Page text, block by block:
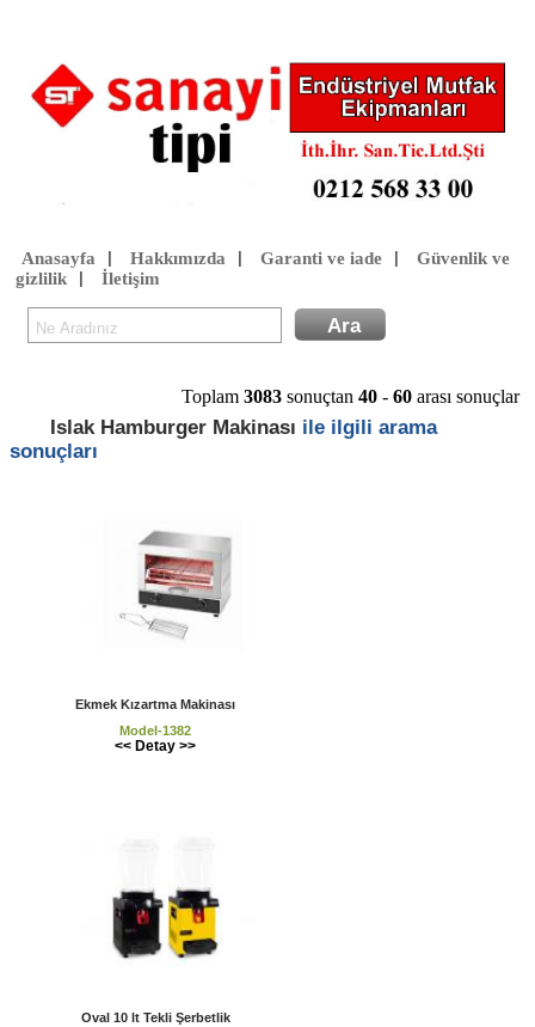
Anasayfa Hakkımızda Garanti ve iade
Güvenlik ve
gizlilik| İletişim
Toplam 3083 sonuçtan 40 - 60 arası sonuçlar
Islak Hamburger Makinası ile ilgili arama
sonuçları
Ekmek Kızartma Makinası
Model-1382
<< Detay >>
Oval 10 lt Tekli Şerbetlik